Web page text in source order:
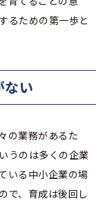
るための第一歩と
い
の業務があるた
うのは多くの企業
いる中小企業の場
で、育成は後回し